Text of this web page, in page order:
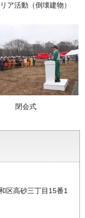
ア活動（倒壊建物）
閉会式
区高砂三丁目15番1